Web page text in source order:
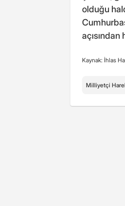
olduğu
Kaynak: İhlas
Milliyetçi